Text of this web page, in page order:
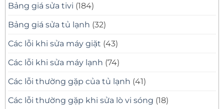
Bảng giá sửa tivi (184)
Bảng giá sửa tủ lạnh (32)
Các lỗi khi sửa máy giặt (43)
Các lỗi khi sửa máy lạnh (74)
Các lỗi thường gặp của tủ lạnh (41)
Các lỗi thường gặp khi sửa lò vi sóng (18)